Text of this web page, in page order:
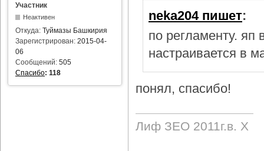
Участник
Неактивен
Откуда: Туймазы Башкирия
Зарегистрирован: 2015-04-
06
Сообщений: 505
Спасибо: 118
neka204 пишет:
по регламенту.
настраивается в
понял, спасибо!
Лиф ЗЕО 2011г.в. Х